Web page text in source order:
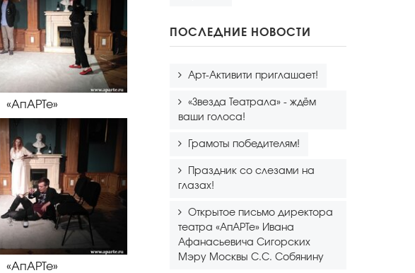
«АпАРТе»
«АпАРТе»
ПОСЛЕДНИЕ НОВОСТИ
Арт-Активити приглашает!
«Звезда Театрала» - ждём
ваши голоса!
Грамоты победителям!
Праздник со слезами на
глазах!
Открытое письмо директора
театра «АпАРТе» Ивана
Афанасьевича Сигорских
Мэру Москвы С.С. Собянину